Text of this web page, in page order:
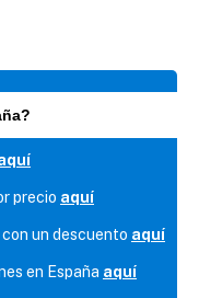
precio aquí
con un descuento aquí
en España aquí